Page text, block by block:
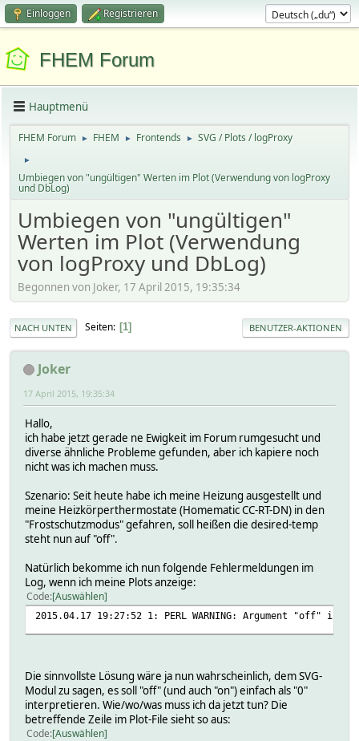
Einloggen Registrieren
FHEM Forum
Hauptmenü
FHEM Forum ► FHEM ► Frontends ► SVG / Plots / logProxy
►
Umbiegen von "ungültigen" Werten im Plot (Verwendung von logProxy
und DbLog)
Umbiegen von "ungültigen"
Werten im Plot (Verwendung
von logProxy und DbLog)
Begonnen von Joker, 17 April 2015, 19:35:34
NACH UNTEN Seiten 1 BENUTZER-AKTIONEN
Joker
17 April 2015, 19:35:34
Hallo,
ich habe jetzt gerade ne Ewigkeit im Forum rumgesucht und
diverse ähnliche Probleme gefunden, aber ich kapiere noch
nicht was ich machen muss.
Szenario: Seit heute habe ich meine Heizung ausgestellt und
meine Heizkörperthermostate (Homematic CC-RT-DN) in den
"Frostschutzmodus" gefahren, soll heißen die desired-temp
steht nun auf "off".
Natürlich bekomme ich nun folgende Fehlermeldungen im
Log, wenn ich meine Plots anzeige:
Code Auswählen
2015.04.17 19:27:52 1: PERL WARNING: Argument
Die sinnvollste Lösung wäre ja nun wahrscheinlich, dem SVG-
Modul zu sagen, es soll "off" (und auch "on") einfach als "0"
interpretieren. Wie/wo/was muss ich da jetzt tun? Die
betreffende Zeile im Plot-File sieht so aus:
Code Auswählen